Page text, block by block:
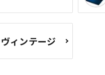
ヴィンテージ